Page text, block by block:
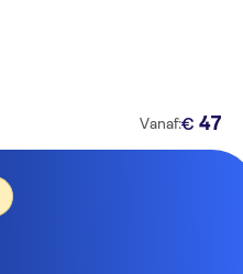
Vanaf:€ 47